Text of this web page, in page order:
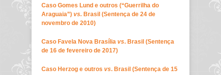
Caso Gomes Lund e outros (“Guerrilha do
Araguaia”) vs. Brasil (Sentença de 24 de
novembro de 2010)
Caso Favela Nova Brasília vs. Brasil (Sentença
de 16 de fevereiro de 2017)
Caso Herzog e outros vs. Brasil (Sentença de 15